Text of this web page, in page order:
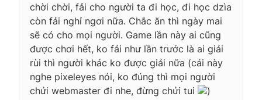
chời chời, fải cho người ta đi học, đi học dzìa
còn fải nghỉ ngơi nữa. Chắc ăn thì ngày mai
sẽ có cho mọi người. Game lần này ai cũng
được chơi hết, ko fải như lần trước là ai giải
rùi thì người khác ko được giải nữa (cái này
nghe pixeleyes nói, ko đúng thì mọi người
chửi webmaster đi nhe, đừng chửi tui
)